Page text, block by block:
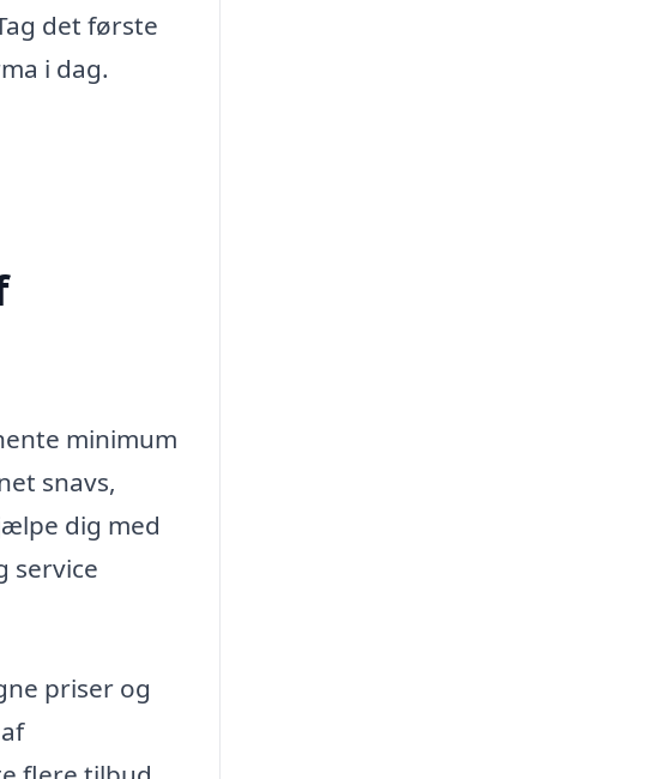
det første
i dag.
minimum
snavs,
dig med
service
priser og